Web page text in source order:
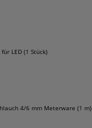
LED (1 Stück)
4/6 mm Meterware (1 m)